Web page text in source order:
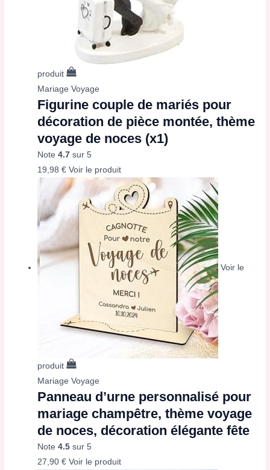
produit
Mariage Voyage
Figurine couple de mariés pour
décoration de pièce montée, thème
voyage de noces (x1)
Note4.7 sur 5
19,98€ Voir le produit
Voir le
produit
Mariage Voyage
Panneau d’urne personnalisé pour
mariage champêtre, thème voyage
de noces, décoration élégante fête
Note4.5 sur 5
27,90€ Voir le produit